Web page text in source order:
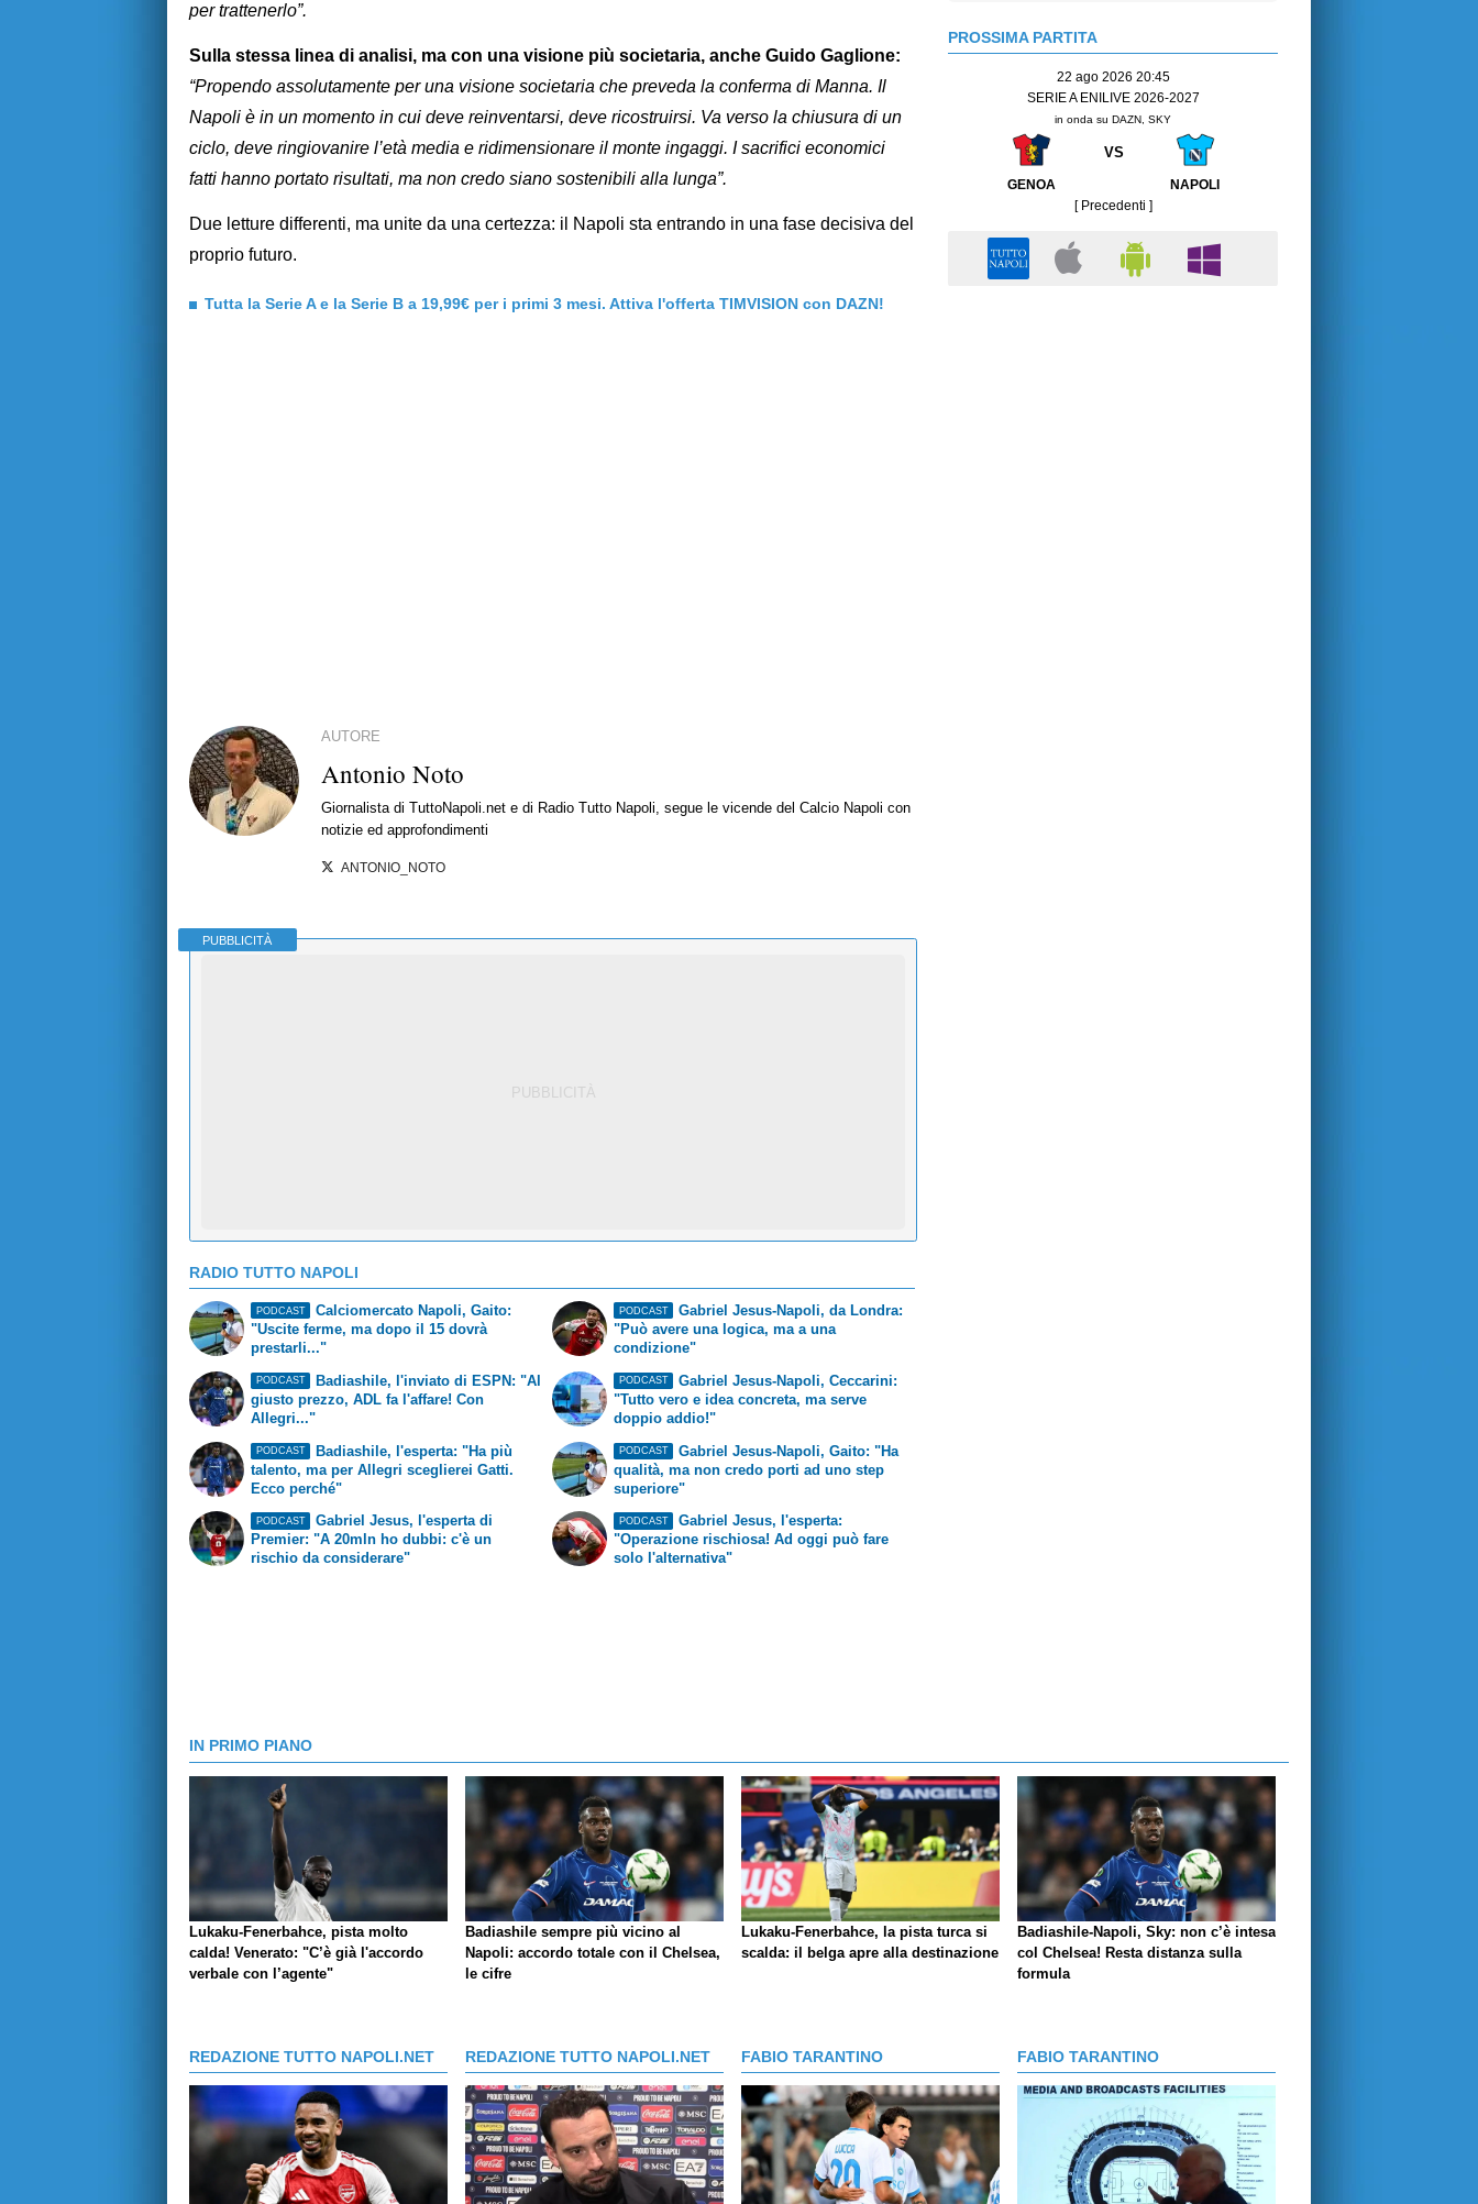
per trattenerlo”.
Sulla stessa linea di analisi, ma con una visione più societaria, anche Guido Gaglione:
“Propendo assolutamente per una visione societaria che preveda la conferma di Manna. Il
Napoli è in un momento in cui deve reinventarsi, deve ricostruirsi. Va verso la chiusura di un
ciclo, deve ringiovanire l’età media e ridimensionare il monte ingaggi. I sacrifici economici
fatti hanno portato risultati, ma non credo siano sostenibili alla lunga”.
Due letture differenti, ma unite da una certezza: il Napoli sta entrando in una fase decisiva del
proprio futuro.
Tutta la Serie A e la Serie B a 19,99€ per i primi 3 mesi. Attiva l'offerta TIMVISION con DAZN!
AUTORE
Antonio Noto
Giornalista di TuttoNapoli.net e di Radio Tutto Napoli, segue le vicende del Calcio Napoli con
notizie ed approfondimenti
ANTONIO_NOTO
PUBBLICITÀ
RADIO TUTTO NAPOLI
PODCAST
Calciomercato Napoli, Gaito:
"Uscite ferme, ma dopo il 15 dovrà
prestarli..."
PODCAST
Badiashile, l'inviato di ESPN: "Al
giusto prezzo, ADL fa l'affare! Con
Allegri..."
PODCAST
Gabriel Jesus-Napoli, da Londra:
"Può avere una logica, ma a una
condizione"
PODCAST
Gabriel Jesus-Napoli, Ceccarini:
"Tutto vero e idea concreta, ma serve
doppio addio!"
PODCAST
Badiashile, l'esperta: "Ha più
talento, ma per Allegri sceglierei Gatti.
Ecco perché"
PODCAST
Gabriel Jesus, l'esperta di
Premier: "A 20mln ho dubbi: c'è un
rischio da considerare"
PODCAST
Gabriel Jesus-Napoli, Gaito: "Ha
qualità, ma non credo porti ad uno step
superiore"
PODCAST
Gabriel Jesus, l'esperta:
"Operazione rischiosa! Ad oggi può fare
solo l'alternativa"
PROSSIMA PARTITA
22 ago 2026 20:45
SERIE A ENILIVE 2026-2027
in onda su DAZN, SKY
VS
GENOA
NAPOLI
[ Precedenti ]
IN PRIMO PIANO
Lukaku-Fenerbahce, pista molto
calda! Venerato: "C’è già l'accordo
verbale con l’agente"
Badiashile sempre più vicino al
Napoli: accordo totale con il Chelsea,
le cifre
Lukaku-Fenerbahce, la pista turca si
scalda: il belga apre alla destinazione
Badiashile-Napoli, Sky: non c’è intesa
col Chelsea! Resta distanza sulla
formula
REDAZIONE TUTTO NAPOLI.NET REDAZIONE TUTTO NAPOLI.NET FABIO TARANTINO FABIO TARANTINO